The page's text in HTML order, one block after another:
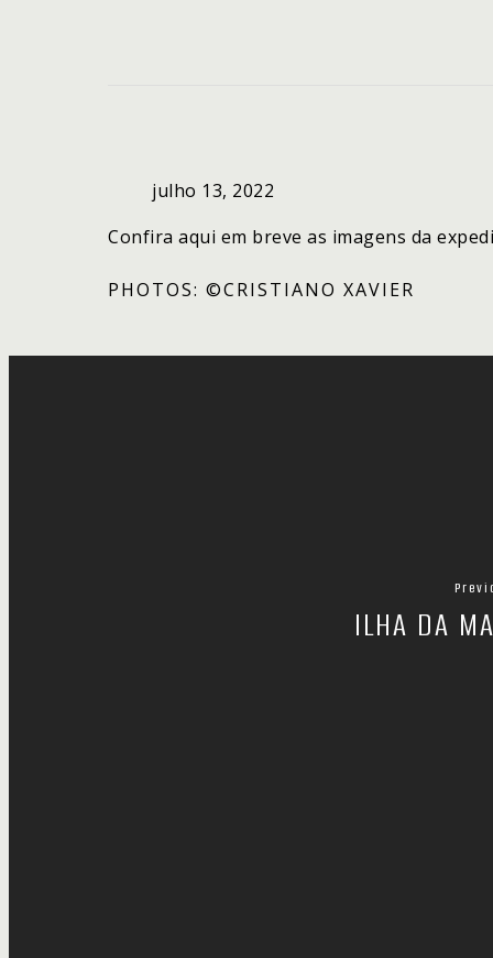
julho 13, 2022
Confira aqui em breve as imagens da
PHOTOS: ©CRISTIANO XAVIER
ILHA DA